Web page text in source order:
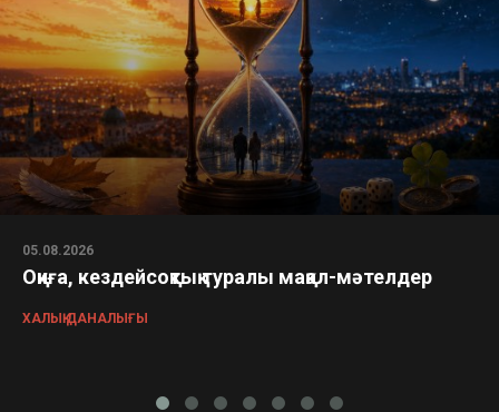
05.08.2026
Оқиға, кездейсоқтық туралы мақал-мәтелдер
ХАЛЫҚ ДАНАЛЫҒЫ